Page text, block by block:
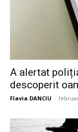
A alertat
descoperit
Flavia DANCIU -